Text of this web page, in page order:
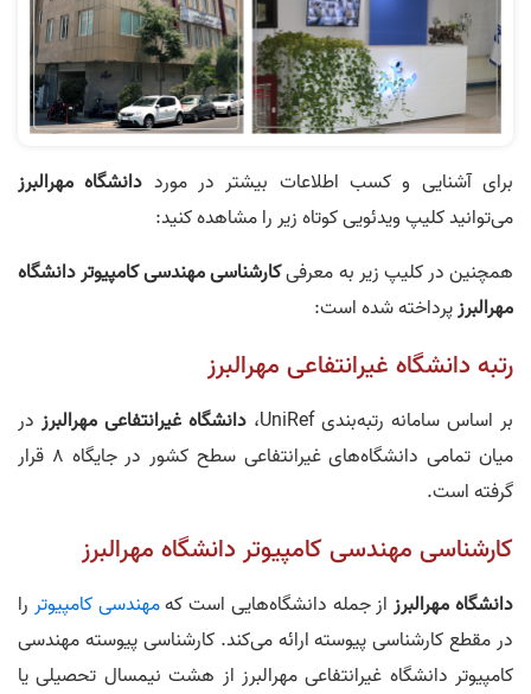
برای آشنایی و کسب اطلاعات بیشتر در مورد دانشگاه مهرالبرز
می‌توانید کلیپ ویدئویی کوتاه زیر را مشاهده کنید:
همچنین در کلیپ زیر به معرفیکارشناسی مهندسی کامپیوتر دانشگاه
مهرالبرزپرداخته شده است:
رتبه دانشگاه غیرانتفاعی مهرالبرز
بر اساس سامانه رتبه‌بندی UniRef، دانشگاه غیرانتفاعی مهرالبرز در
میان تمامی دانشگاه‌های غیرانتفاعی سطح کشور در جایگاه 8 قرار
گرفته است.
کارشناسی مهندسی کامپیوتر دانشگاه مهرالبرز
دانشگاه مهرالبرزاز جمله دانشگاه‌هایی است کهمهندسی کامپیوتر را
در مقطع کارشناسی پیوسته ارائه می‌کند. کارشناسی پیوسته مهندسی
کامپیوتر دانشگاه غیرانتفاعی مهرالبرز از هشت نیمسال تحصیلی یا